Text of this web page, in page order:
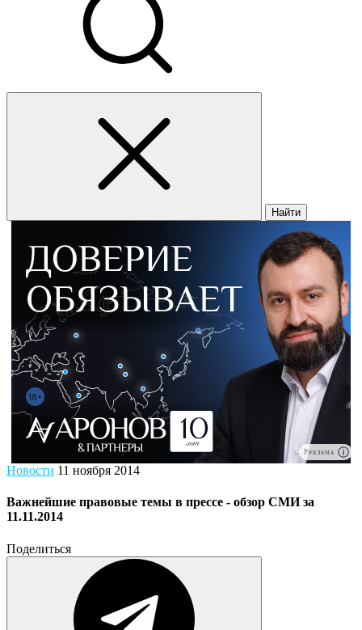
Найти
Реклама
Новости 11 ноября 2014
Важнейшие правовые темы в прессе - обзор СМИ за
11.11.2014
Поделиться